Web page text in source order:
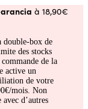
à 18,90€
double-box de
des stocks
de la
active un
de votre
mois. Non
d’autres